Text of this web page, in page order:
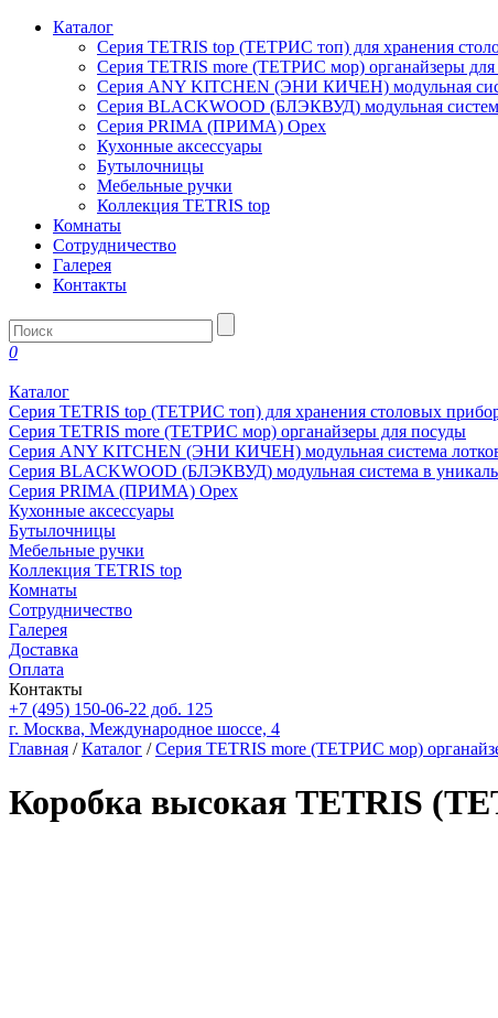
Каталог
Серия TETRIS top (ТЕТРИС топ) для хранения
Серия TETRIS more (ТЕТРИС мор) органайзеры для
Серия ANY KITCHEN (ЭНИ КИЧЕН) модульная
Серия BLACKWOOD (БЛЭКВУД) модульная
Серия PRIMA (ПРИМА) Орех
Кухонные аксессуары
Бутылочницы
Мебельные ручки
Коллекция TETRIS top
Комнаты
Сотрудничество
Галерея
Контакты
0
Каталог
Серия TETRIS top (ТЕТРИС топ) для хранения столовых
Серия TETRIS more (ТЕТРИС мор) органайзеры для посуды
Серия ANY KITCHEN (ЭНИ КИЧЕН) модульная система лотков
Серия BLACKWOOD (БЛЭКВУД) модульная система в
Серия PRIMA (ПРИМА) Орех
Кухонные аксессуары
Бутылочницы
Мебельные ручки
Коллекция TETRIS top
Комнаты
Сотрудничество
Галерея
Доставка
Оплата
Контакты
+7 (495) 150-06-22 доб. 125
г. Москва, Международное шоссе, 4
Главная /Каталог /Серия TETRIS more (ТЕТРИС мор)
Коробка высокая TETRIS